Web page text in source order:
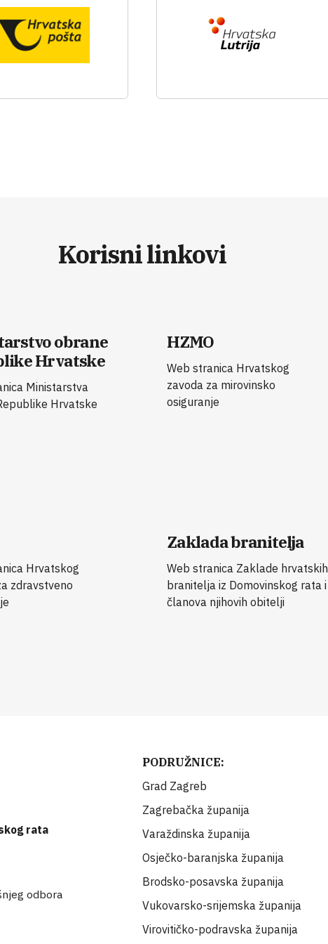
Korisni linkovi
obrane
Hrvatske
Ministarstva
Hrvatske
HZMO
Web stranica Hrvatskog
zavoda za mirovinsko
osiguranje
Hrvatskog
zdravstveno
Zaklada branitelja
Web stranica Zaklade hrvatskih
branitelja iz Domovinskog rata i
članova njihovih obitelji
rata
odbora
PODRUŽNICE:
Grad Zagreb
Zagrebačka županija
Varaždinska županija
Osječko-baranjska županija
Brodsko-posavska županija
Vukovarsko-srijemska županija
Virovitičko-podravska županija